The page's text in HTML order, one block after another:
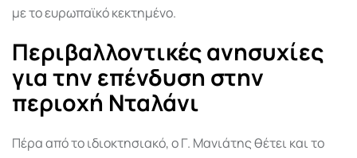
με το ευρωπαϊκό κεκτημένο.
Περιβαλλοντικές ανησυχίες
για την επένδυση στην
περιοχή Νταλάνι
Πέρα από το ιδιοκτησιακό, ο Γ. Μανιάτης θέτει και το